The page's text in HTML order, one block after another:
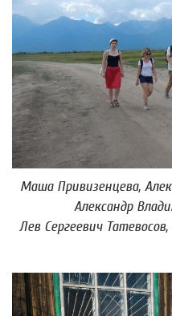
Маша Привизенцева,
Александр
Лев Сергеевич